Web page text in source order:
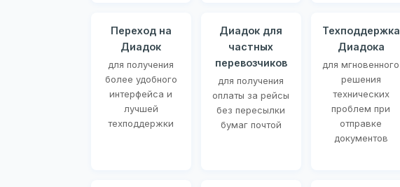
Переход на
Диадок
для получения
более удобного
интерфейса и
лучшей
техподдержки
Диадок для
частных
перевозчиков
для получения
оплаты за рейсы
без пересылки
бумаг почтой
Техподдержка
Диадока
для мгновенного
решения
технических
проблем при
отправке
документов